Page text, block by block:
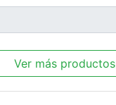
Ver más productos